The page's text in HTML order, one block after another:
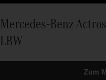
Mercedes-Benz
LBW
Zum